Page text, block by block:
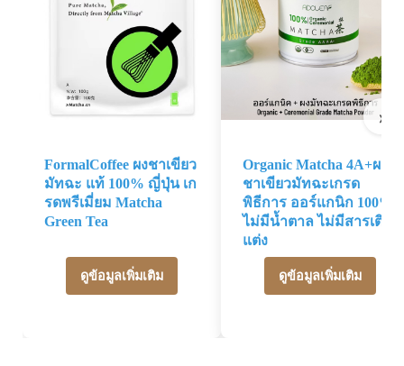
›
FormalCoffee ผงชาเขียว
มัทฉะ แท้ 100% ญี่ปุ่น เก
รดพรีเมี่ยม Matcha
Green Tea
ดูข้อมูลเพิ่มเติม
Organic Matcha 4A+ผง
ชาเขียวมัทฉะเกรด
พิธีการ ออร์แกนิก 100%
ไม่มีน้ำตาล ไม่มีสารเติม
แต่ง
ดูข้อมูลเพิ่มเติม